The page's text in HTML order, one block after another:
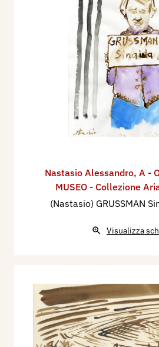
Nastasio Alessandro, A -
MUSEO - Collezione
(Nastasio) GRUSSMAN
Visualizza